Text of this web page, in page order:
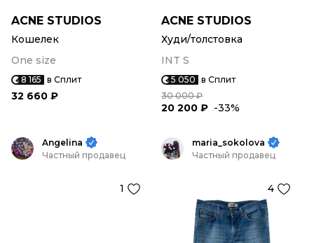
ACNE STUDIOS
Кошелек
One size
8 165 в Сплит
32 660 ₽
ACNE STUDIOS
Худи/толстовка
INT S
5 050 в Сплит
30 000 ₽
20 200 ₽ -33%
Angelina
Частный продавец
1
maria_sokolova
Частный продавец
4